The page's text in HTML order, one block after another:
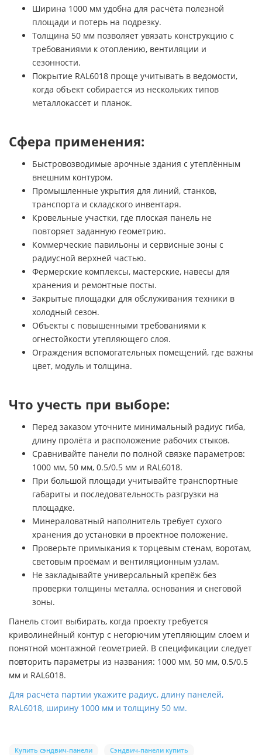
Ширина 1000 мм удобна для расчёта полезной
площади и потерь на подрезку.
Толщина 50 мм позволяет увязать конструкцию с
требованиями к отоплению, вентиляции и
сезонности.
Покрытие RAL6018 проще учитывать в ведомости,
когда объект собирается из нескольких типов
металлокассет и планок.
Сфера применения:
Быстровозводимые арочные здания с утеплённым
внешним контуром.
Промышленные укрытия для линий, станков,
транспорта и складского инвентаря.
Кровельные участки, где плоская панель не
повторяет заданную геометрию.
Коммерческие павильоны и сервисные зоны с
радиусной верхней частью.
Фермерские комплексы, мастерские, навесы для
хранения и ремонтные посты.
Закрытые площадки для обслуживания техники в
холодный сезон.
Объекты с повышенными требованиями к
огнестойкости утепляющего слоя.
Ограждения вспомогательных помещений, где важны
цвет, модуль и толщина.
Что учесть при выборе:
Перед заказом уточните минимальный радиус гиба,
длину пролёта и расположение рабочих стыков.
Сравнивайте панели по полной связке параметров:
1000 мм, 50 мм, 0.5/0.5 мм и RAL6018.
При большой площади учитывайте транспортные
габариты и последовательность разгрузки на
площадке.
Минераловатный наполнитель требует сухого
хранения до установки в проектное положение.
Проверьте примыкания к торцевым стенам, воротам,
световым проёмам и вентиляционным узлам.
Не закладывайте универсальный крепёж без
проверки толщины металла, основания и снеговой
зоны.
Панель стоит выбирать, когда проекту требуется
криволинейный контур с негорючим утепляющим слоем и
понятной монтажной геометрией. В спецификации следует
повторить параметры из названия: 1000 мм, 50 мм, 0.5/0.5
мм и RAL6018.
Для расчёта партии укажите радиус, длину панелей,
RAL6018, ширину 1000 мм и толщину 50 мм.
Купить сэндвич-панели Сэндвич-панели купить